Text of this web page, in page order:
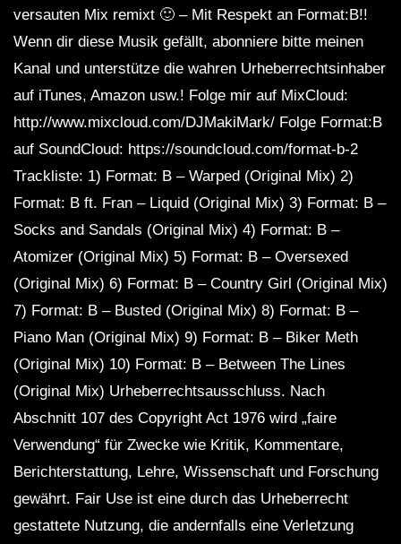
versauten Mix remixt 🙂 – Mit Respekt an Format:B!!
Wenn dir diese Musik gefällt, abonniere bitte meinen
Kanal und unterstütze die wahren Urheberrechtsinhaber
auf iTunes, Amazon usw.! Folge mir auf MixCloud:
http://www.mixcloud.com/DJMakiMark/ Folge Format:B
auf SoundCloud: https://soundcloud.com/format-b-2
Trackliste: 1) Format: B – Warped (Original Mix) 2)
Format: B ft. Fran – Liquid (Original Mix) 3) Format: B –
Socks and Sandals (Original Mix) 4) Format: B –
Atomizer (Original Mix) 5) Format: B – Oversexed
(Original Mix) 6) Format: B – Country Girl (Original Mix)
7) Format: B – Busted (Original Mix) 8) Format: B –
Piano Man (Original Mix) 9) Format: B – Biker Meth
(Original Mix) 10) Format: B – Between The Lines
(Original Mix) Urheberrechtsausschluss. Nach
Abschnitt 107 des Copyright Act 1976 wird „faire
Verwendung“ für Zwecke wie Kritik, Kommentare,
Berichterstattung, Lehre, Wissenschaft und Forschung
gewährt. Fair Use ist eine durch das Urheberrecht
gestattete Nutzung, die andernfalls eine Verletzung